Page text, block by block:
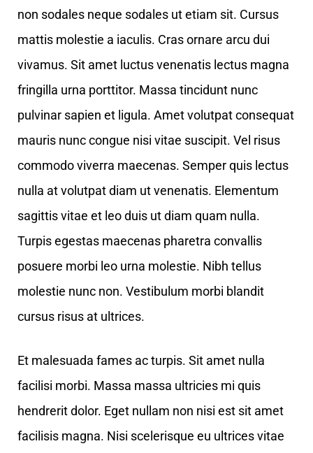
non sodales neque sodales ut etiam sit. Cursus
mattis molestie a iaculis. Cras ornare arcu dui
vivamus. Sit amet luctus venenatis lectus magna
fringilla urna porttitor. Massa tincidunt nunc
pulvinar sapien et ligula. Amet volutpat consequat
mauris nunc congue nisi vitae suscipit. Vel risus
commodo viverra maecenas. Semper quis lectus
nulla at volutpat diam ut venenatis. Elementum
sagittis vitae et leo duis ut diam quam nulla.
Turpis egestas maecenas pharetra convallis
posuere morbi leo urna molestie. Nibh tellus
molestie nunc non. Vestibulum morbi blandit
cursus risus at ultrices.
Et malesuada fames ac turpis. Sit amet nulla
facilisi morbi. Massa massa ultricies mi quis
hendrerit dolor. Eget nullam non nisi est sit amet
facilisis magna. Nisi scelerisque eu ultrices vitae